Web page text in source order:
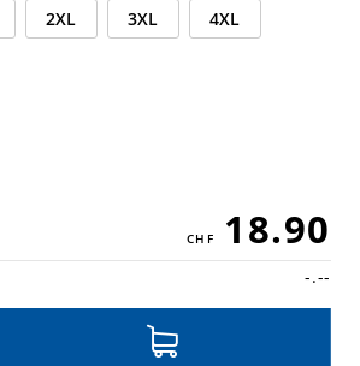
2XL 3XL 4XL
18.90
-.--